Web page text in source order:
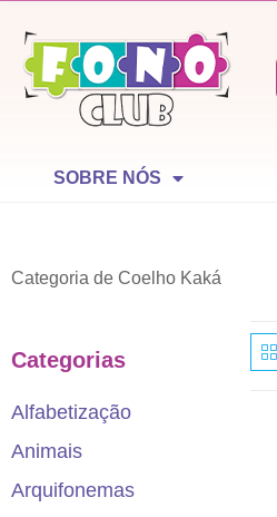
SOBRE NÓS
Categoria de Coelho Kaká
Categorias
Alfabetização
Animais
Arquifonemas